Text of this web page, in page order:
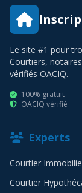
Le site #1 pour
Courtiers,
vérifiés OACIQ.
100% gratuit
OACIQ vérifié
Experts
Courtier
Courtier